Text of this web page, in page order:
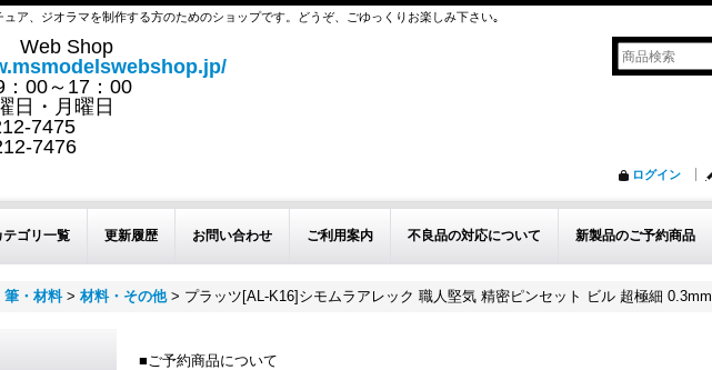
ュア、ジオラマを制作する方のためのショップです。どうぞ、ごゆっくりお楽しみ下さい｡
Web Shop
00～17：00
日・月曜日
7475
7476
ログイン
テゴリ一覧 更新履歴 お問い合わせ ご利用案内 不良品の対応について 新製品のご予約商品
筆・材料 > 材料・その他 > プラッツ[AL-K16]シモムラアレック 職人堅気 精密ピンセット ビル 超極細 0.3mm
■ご予約商品について